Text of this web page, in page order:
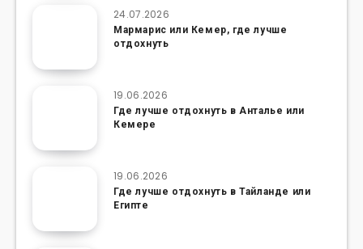
24.07.2026
Мармарис или Кемер, где лучше
отдохнуть
19.06.2026
Где лучше отдохнуть в Анталье или
Кемере
19.06.2026
Где лучше отдохнуть в Тайланде или
Египте